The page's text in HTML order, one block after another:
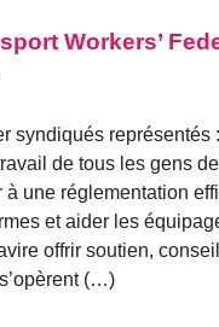
Workers’
syndiqués représentés
de tous les gens
une réglementation
et aider les
offrir soutien,
(…)